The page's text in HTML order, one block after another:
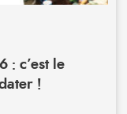
: c’est le
!